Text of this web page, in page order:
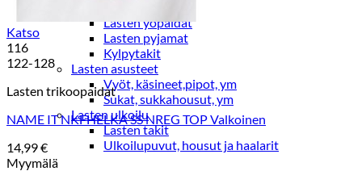
Lasten yöpaidat
Lasten pyjamat
Kylpytakit
Lasten asusteet
Vyöt, käsineet,pipot, ym
Sukat, sukkahousut, ym
Lasten ulkoilu
Lasten takit
Ulkoilupuvut, housut ja haalarit
Katso
116
122-128
Lasten trikoopaidat
NAME IT NKFHELKA SS NREG TOP Valkoinen
14,99€
Myymälä